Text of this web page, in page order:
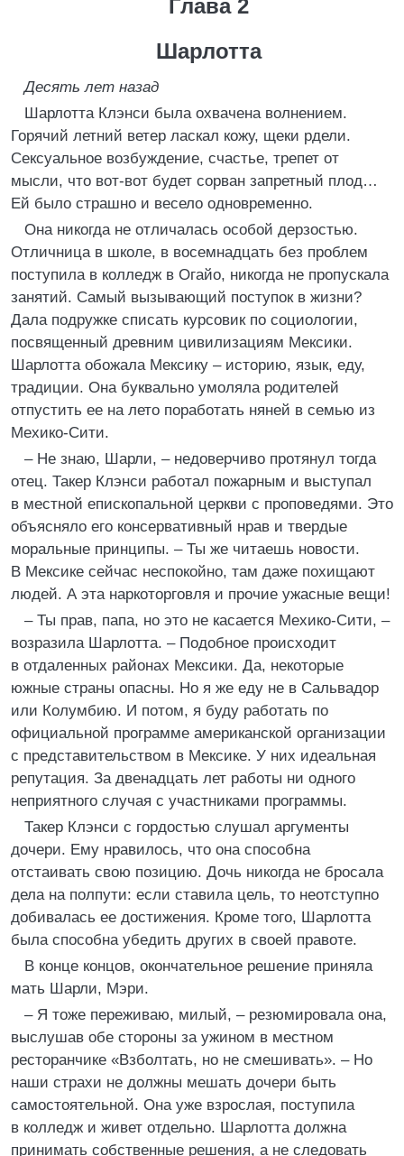
Глава 2
Шарлотта
Десять лет назад
Шарлотта Клэнси была охвачена волнением.
Горячий летний ветер ласкал кожу, щеки рдели.
Сексуальное возбуждение, счастье, трепет от
мысли, что вот-вот будет сорван запретный плод…
Ей было страшно и весело одновременно.
Она никогда не отличалась особой дерзостью.
Отличница в школе, в восемнадцать без проблем
поступила в колледж в Огайо, никогда не пропускала
занятий. Самый вызывающий поступок в жизни?
Дала подружке списать курсовик по социологии,
посвященный древним цивилизациям Мексики.
Шарлотта обожала Мексику – историю, язык, еду,
традиции. Она буквально умоляла родителей
отпустить ее на лето поработать няней в семью из
Мехико-Сити.
– Не знаю, Шарли, – недоверчиво протянул тогда
отец. Такер Клэнси работал пожарным и выступал
в местной епископальной церкви с проповедями. Это
объясняло его консервативный нрав и твердые
моральные принципы. – Ты же читаешь новости.
В Мексике сейчас неспокойно, там даже похищают
людей. А эта наркоторговля и прочие ужасные вещи!
– Ты прав, папа, но это не касается Мехико-Сити, –
возразила Шарлотта. – Подобное происходит
в отдаленных районах Мексики. Да, некоторые
южные страны опасны. Но я же еду не в Сальвадор
или Колумбию. И потом, я буду работать по
официальной программе американской организации
с представительством в Мексике. У них идеальная
репутация. За двенадцать лет работы ни одного
неприятного случая с участниками программы.
Такер Клэнси с гордостью слушал аргументы
дочери. Ему нравилось, что она способна
отстаивать свою позицию. Дочь никогда не бросала
дела на полпути: если ставила цель, то неотступно
добивалась ее достижения. Кроме того, Шарлотта
была способна убедить других в своей правоте.
В конце концов, окончательное решение приняла
мать Шарли, Мэри.
– Я тоже переживаю, милый, – резюмировала она,
выслушав обе стороны за ужином в местном
ресторанчике «Взболтать, но не смешивать». – Но
наши страхи не должны мешать дочери быть
самостоятельной. Она уже взрослая, поступила
в колледж и живет отдельно. Шарлотта должна
принимать собственные решения, а не следовать